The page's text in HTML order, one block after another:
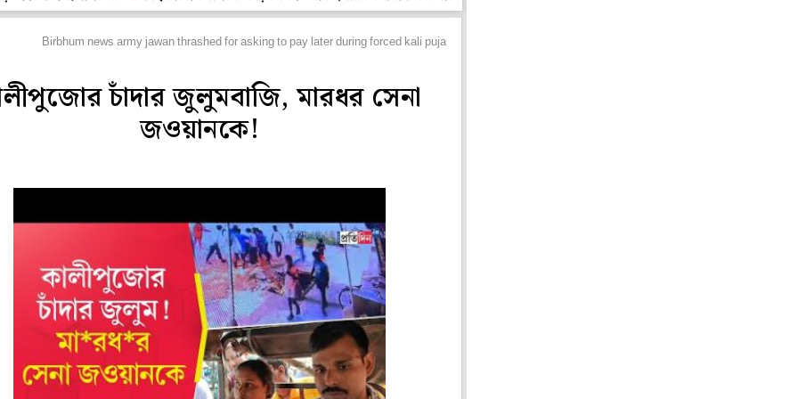
Birbhum news army jawan thrashed for asking to pay later during forced kali puja donation collection
চাঁদার জুলুমবাজি, মারধর সেনা
জওয়ানকে!